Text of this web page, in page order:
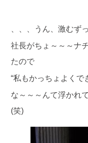
、、、うん、激むず
社長がちょ～～～ナ
たので
“私もかっちょよく
な～～～んて浮かれ
(笑)